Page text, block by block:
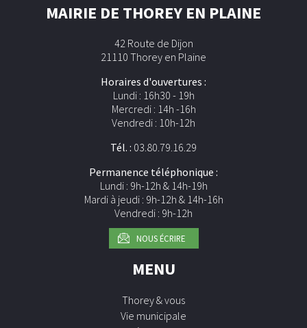
MAIRIE DE THOREY EN PLAINE
42 Route de Dijon
21110 Thorey en Plaine
Horaires d'ouvertures :
Lundi : 16h30 - 19h
Mercredi : 14h -16h
Vendredi : 10h-12h
Tél. : 03.80.79.16.29
Permanence téléphonique :
Lundi : 9h-12h & 14h-19h
Mardi à jeudi : 9h-12h & 14h-16h
Vendredi : 9h-12h
NOUS ÉCRIRE
MENU
Thorey & vous
Vie municipale